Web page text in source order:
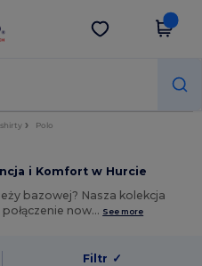
Pobierz app
shirty Polo
i Komfort w Hurcie
bazowej? Nasza kolekcja
now… See more
Filtr ✓